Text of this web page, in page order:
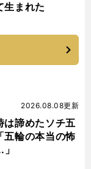
生まれた
は諦めたソチ五
五輪の本当の怖
2026.08.08更新